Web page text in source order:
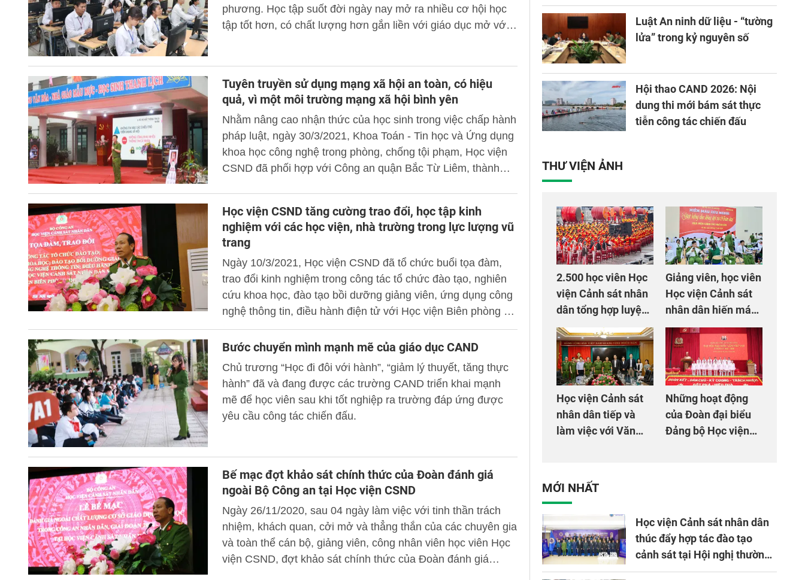
phương. Học tập suốt đời ngày nay mở ra nhiều cơ hội học
tập tốt hơn, có chất lượng hơn gắn liền với giáo dục mở với
Tuyên truyền sử dụng mạng xã hội an toàn, có hiệu
quả, vì một môi trường mạng xã hội bình yên
Nhằm nâng cao nhận thức của học sinh trong việc chấp hành
pháp luật, ngày 30/3/2021, Khoa Toán - Tin học và Ứng dụng
khoa học công nghệ trong phòng, chống tội phạm, Học viện
CSND đã phối hợp với Công an quận Bắc Từ Liêm, thành
bình yên cho các em học sinh trường trung học cơ sở Phúc
Diễn.
Học viện CSND tăng cường trao đổi, học tập kinh
nghiệm với các học viện, nhà trường trong lực lượng vũ
trang
Ngày 10/3/2021, Học viện CSND đã tổ chức buổi tọa đàm,
trao đổi kinh nghiệm trong công tác tổ chức đào tạo, nghiên
cứu khoa học, đào tạo bồi dưỡng giảng viên, ứng dụng công
nghệ thông tin, điều hành điện tử với Học viện Biên phòng và
Học viện Quân y trực thuộc Bộ Quốc phòng.
Bước chuyển mình mạnh mẽ của giáo dục CAND
Chủ trương “Học đi đôi với hành”, “giảm lý thuyết, tăng thực
hành” đã và đang được các trường CAND triển khai mạnh
mẽ để học viên sau khi tốt nghiệp ra trường đáp ứng được
yêu cầu công tác chiến đấu.
Bế mạc đợt khảo sát chính thức của Đoàn đánh giá
ngoài Bộ Công an tại Học viện CSND
Ngày 26/11/2020, sau 04 ngày làm việc với tinh thần trách
nhiệm, khách quan, cởi mở và thẳng thắn của các chuyên gia
và toàn thể cán bộ, giảng viên, công nhân viên học viên Học
viện CSND, đợt khảo sát chính thức của Đoàn đánh giá
Luật An ninh dữ liệu - “tường
lửa” trong kỷ nguyên số
Hội thao CAND 2026: Nội
dung thi mới bám sát thực
tiễn công tác chiến đấu
THƯ VIỆN ẢNH
2.500 học viên Học
viện Cảnh sát nhân
dân tổng hợp luyện
màn Trống hội chào
mừng Đại hội Đảng
Giảng viên, học viên
Học viện Cảnh sát
nhân dân hiến máu
giúp dân và đồng
đội
Học viện Cảnh sát
nhân dân tiếp và
làm việc với Văn
Bản tại Việt Nam
Những hoạt động
của Đoàn đại biểu
Đảng bộ Học viện
- 2030
MỚI NHẤT
Học viện Cảnh sát nhân dân
thúc đẩy hợp tác đào tạo
cảnh sát tại Hội nghị thường
niên lần thứ 10 của Hiệp hội